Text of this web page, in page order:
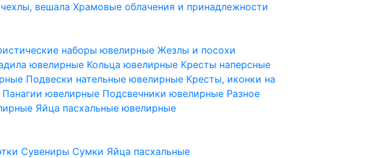
вешалаХрамовые облачения и принадлежности
наборы ювелирныеЖезлы и посохи
ювелирные Кольца ювелирные Кресты наперсные
Подвески нательные ювелирные Кресты, иконки на
Панагии ювелирные Подсвечники ювелирные Разное
Яйца пасхальные ювелирные
Сувениры Сумки Яйца пасхальные